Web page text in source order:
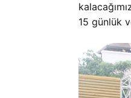
15 günlük